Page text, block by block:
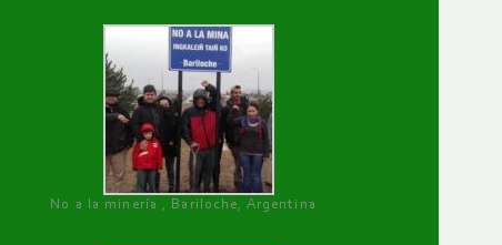
No a la minería , Bariloche, Argentina